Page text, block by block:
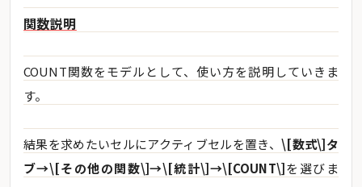
関数説明
COUNT関数をモデルとして、使い方を説明していきま
す。
結果を求めたいセルにアクティブセルを置き、\[数式\]タ
ブ→\[その他の関数\]→\[統計\]→\[COUNT\]を選びま